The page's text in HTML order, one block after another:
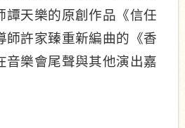
天樂的原創作品《信任
師許家臻重新編曲的《香
音樂會尾聲與其他演出嘉